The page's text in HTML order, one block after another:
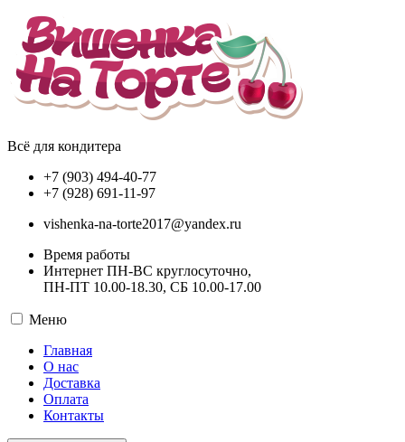
Всё для кондитера
+7 (903) 494-40-77
+7 (928) 691-11-97
vishenka-na-torte2017@yandex.ru
Время работы
Интернет ПН-ВС круглосуточно,
ПН-ПТ 10.00-18.30, СБ 10.00-17.00
Меню
Главная
О нас
Доставка
Оплата
Контакты